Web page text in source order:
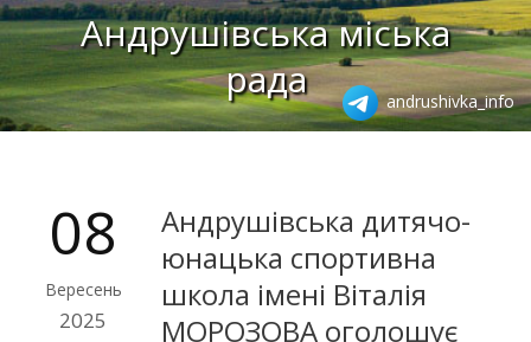
Андрушівська міська
рада
andrushivka_info
08
Вересень
2025
Андрушівська дитячо-
юнацька спортивна
школа імені Віталія
МОРОЗОВА оголошує